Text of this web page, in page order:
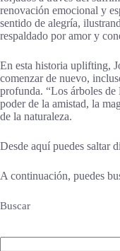
renovación emocional y
sentido de alegría,
respaldado por amor y
En esta historia uplifting,
comenzar de nuevo,
profunda. “Los árboles
poder de la amistad, la
de la naturaleza.
Desde aquí puedes saltar
A continuación, puedes
Buscar